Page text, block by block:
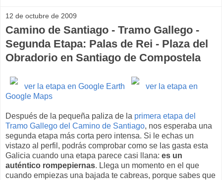
12 de octubre de 2009
Camino de Santiago - Tramo Gallego -
Segunda Etapa: Palas de Rei - Plaza del
Obradorio en Santiago de Compostela
ver la etapa en Google Earth
ver la etapa en
Google Maps
Después de la pequeña paliza de la primera etapa del
Tramo Gallego del Camino de Santiago, nos esperaba una
segunda etapa más corta pero intensa. Si le echas un
vistazo al perfil, podrás comprobar como se las gasta esta
Galicia cuando una etapa parece casi llana: es un
auténtico rompepiernas. Llega un momento en el que
cuando empiezas una bajada te cabreas, porque sabes que